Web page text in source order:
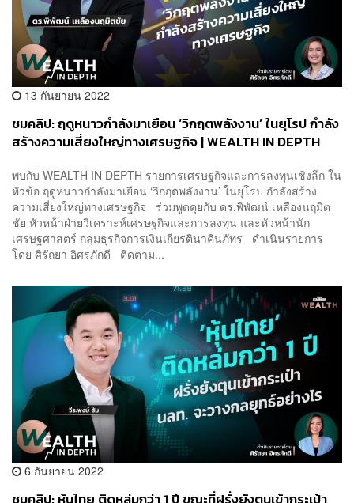
13 กันยายน 2022
ชมคลิป: ฤดูหนาวกำลังมาเยือน ‘วิกฤตพลังงาน’ ในยุโรป กำลัง
สร้างความเสี่ยงใหญ่ทางเศรษฐกิจ | WEALTH IN DEPTH
พบกับ WEALTH IN DEPTH รายการเศรษฐกิจและการลงทุนเชิงลึก ใน
หัวข้อ ฤดูหนาวกำลังมาเยือน ‘วิกฤตพลังงาน’ ในยุโรป กำลังสร้าง
ความเสี่ยงใหญ่ทางเศรษฐกิจ ร่วมพูดคุยกับ ดร.พิพัฒน์ เหลืองนฤมิต
ชัย หัวหน้าฝ่ายวิเคราะห์เศรษฐกิจและการลงทุน และหัวหน้านัก
เศรษฐศาสตร์ กลุ่มธุรกิจการเงินเกียรตินาคินภัทร ดำเนินรายการ
โดย ศิรัถยา อิศรภักดี ติดตาม...
6 กันยายน 2022